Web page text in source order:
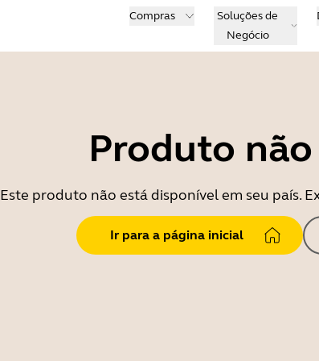
Compras
Soluções de
Negócio
Produto
Este produto não está disponível em seu país.
Ir para a página inicial